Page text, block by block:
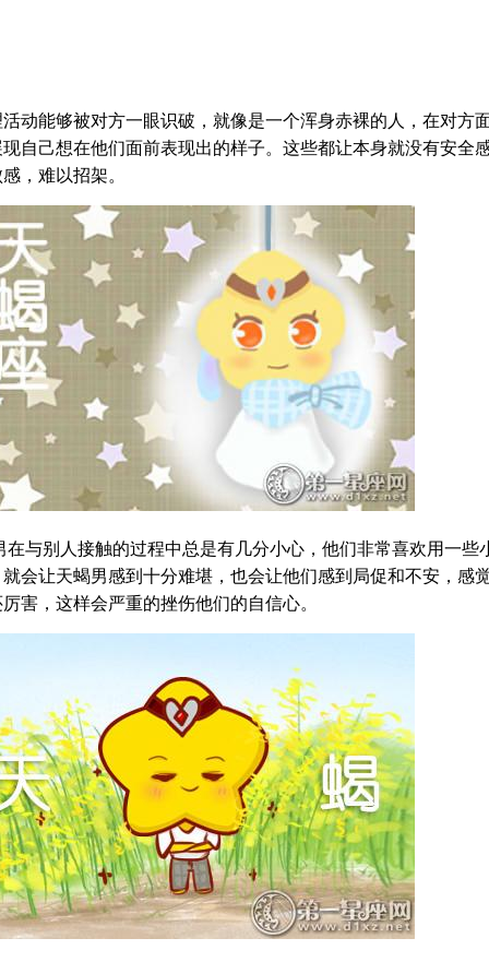
动能够被对方一眼识破，就像是一个浑身赤裸的人，在对方
自己想在他们面前表现出的样子。这些都让本身就没有安全
，难以招架。
在与别人接触的过程中总是有几分小心，他们非常喜欢用一些
会让天蝎男感到十分难堪，也会让他们感到局促和不安，感
害，这样会严重的挫伤他们的自信心。